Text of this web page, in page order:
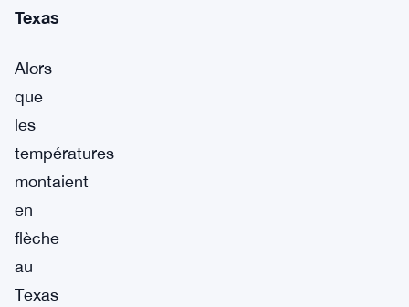
Texas
Alors
que
les
températures
montaient
en
flèche
au
Texas